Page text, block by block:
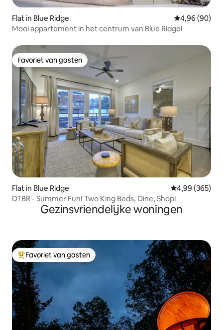
Flat in Blue Ridge Gemiddelde
4,96 (90)
Mooi appartement in het centrum van Blue Ridge!
Favoriet van gasten
Favoriet van gasten
Flat in Blue Ridge Gemiddelde
4,99 (365)
DTBR - Summer Fun! Two King Beds, Dine, Shop!
Gezinsvriendelijke woningen
Topfavoriet van gasten
Favoriet van gasten